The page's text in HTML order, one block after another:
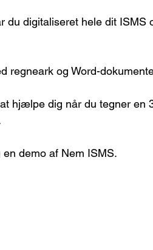
du digitaliseret hele dit ISMS
regneark og Word-
hjælpe dig når du tegner en
demo af Nem ISMS.